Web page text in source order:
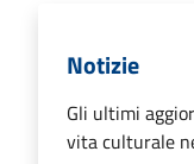
Notizie
Gli ultimi
vita culturale